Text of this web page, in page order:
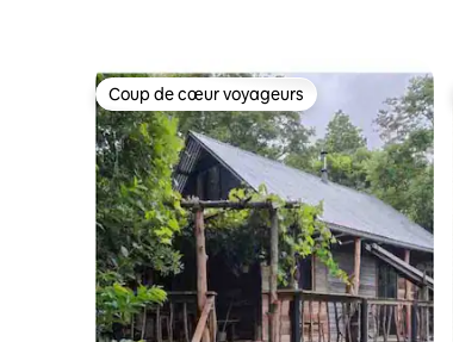
Coup de cœur voyageurs
Coup de cœur voyageurs